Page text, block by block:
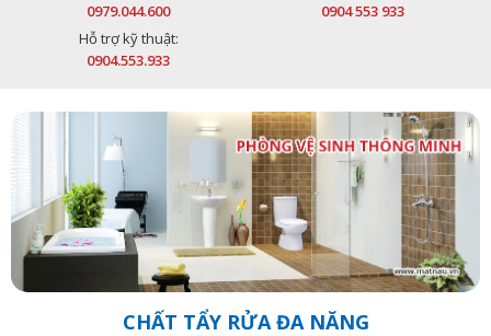
0979.044.600
0904 553 933
Hỗ trợ kỹ thuật:
0904.553.933
CHẤT TẨY RỬA ĐA NĂNG